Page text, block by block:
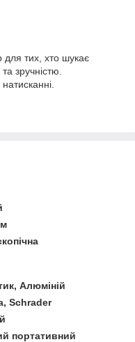
для тих, хто шукає
зручністю.
Алюміній
Schrader
портативний